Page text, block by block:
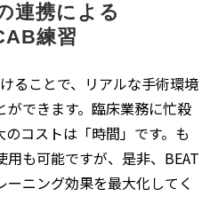
連携による
練習
ることで、リアルな手術環境
できます。臨床業務に忙殺
コストは「時間」です。も
用も可能ですが、是非、BEAT
ーニング効果を最大化してく